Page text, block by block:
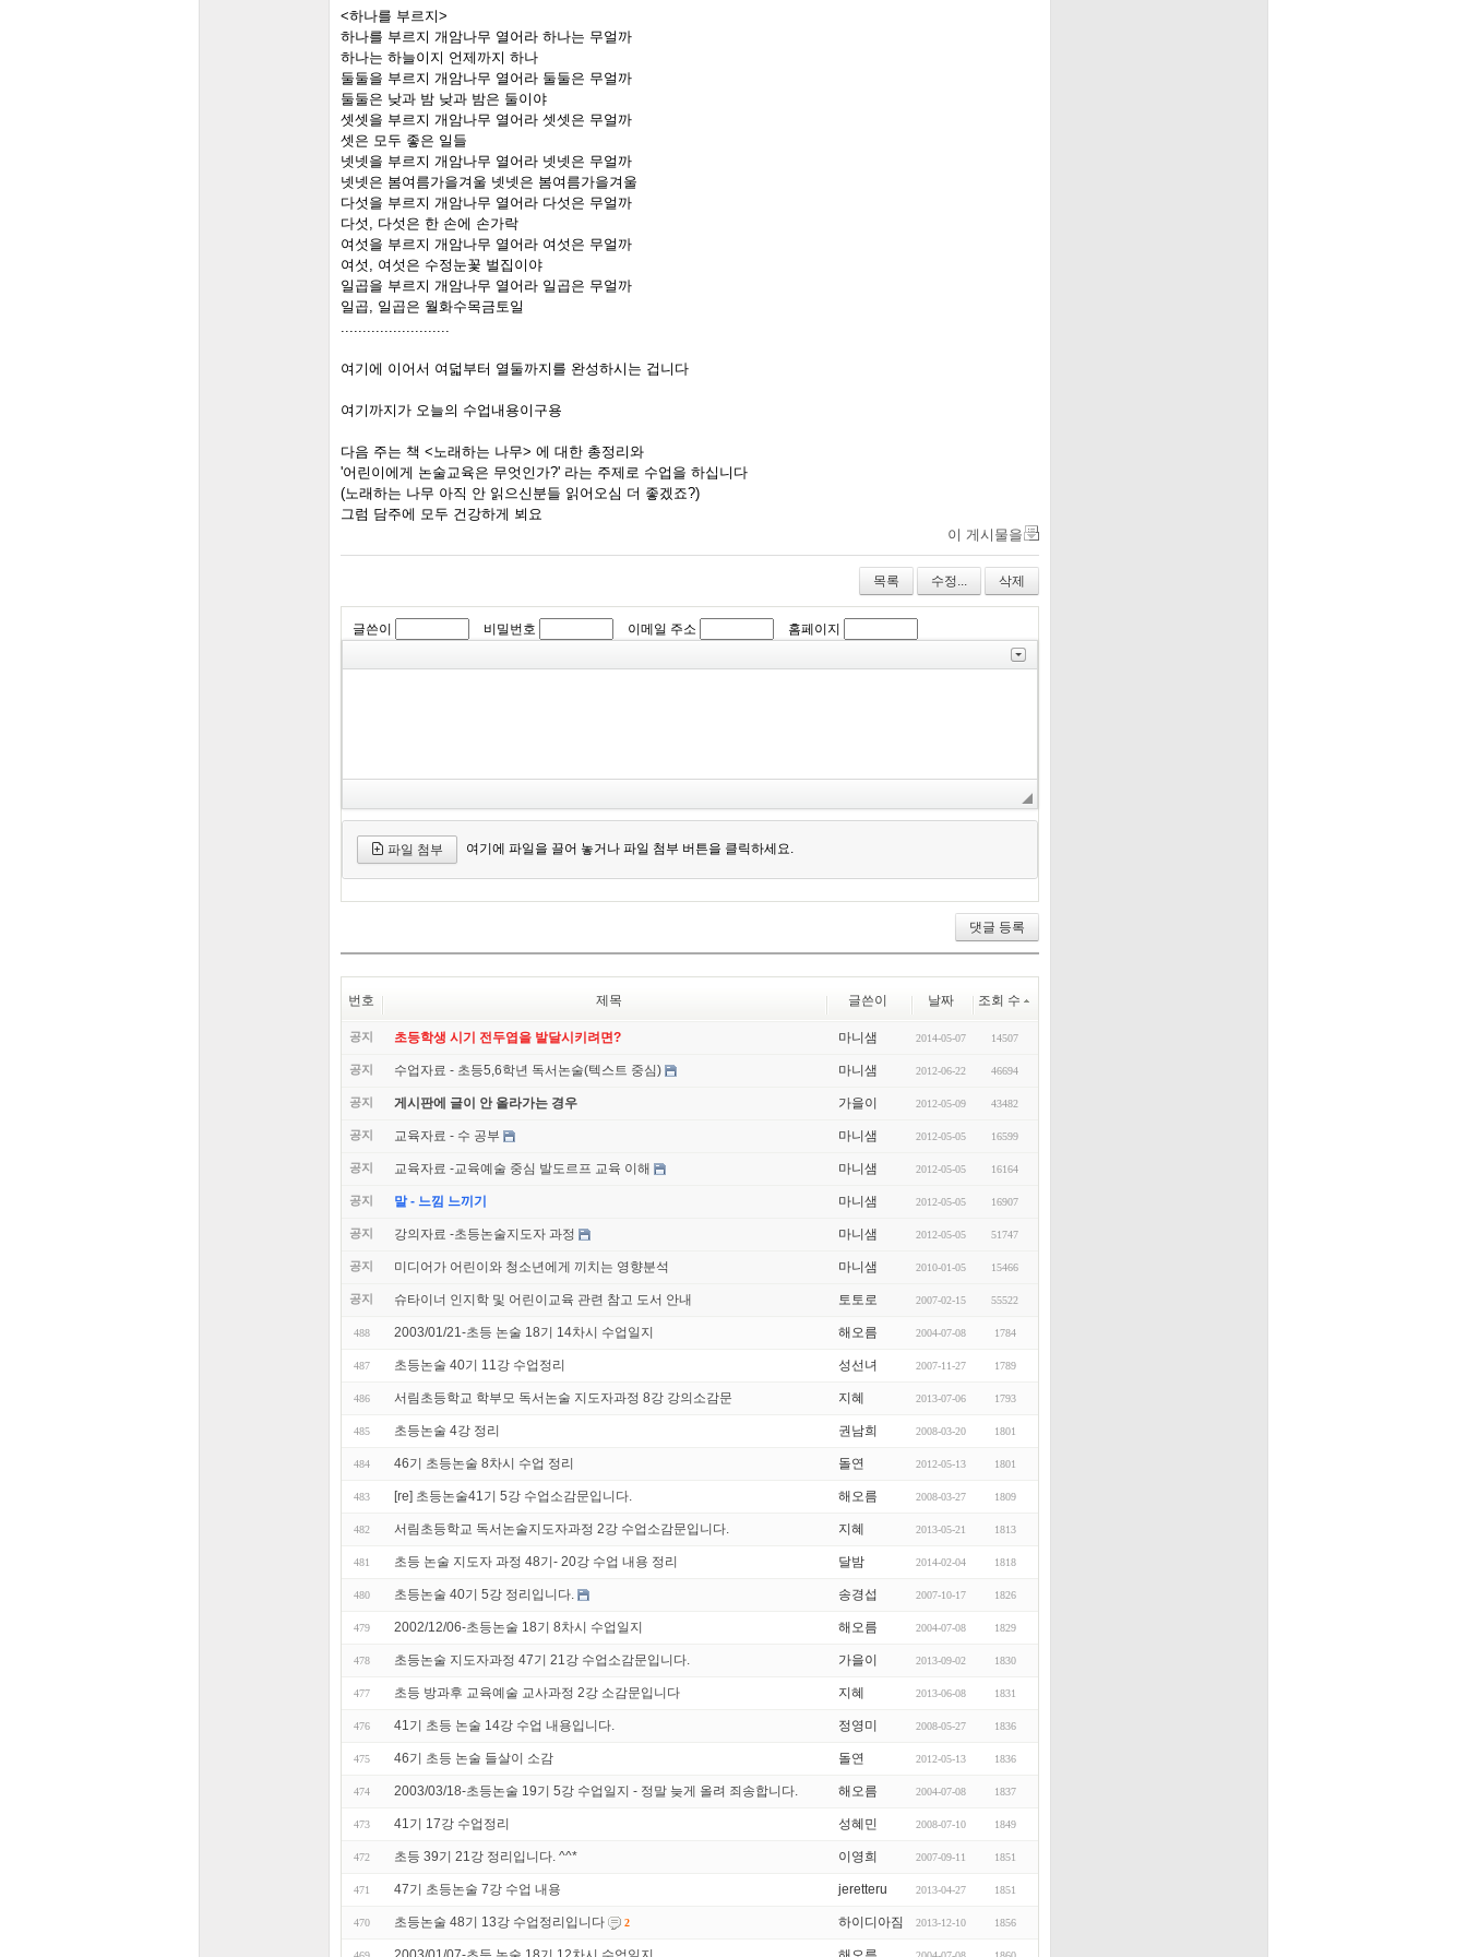
<하나를 부르지>
하나를 부르지 개암나무 열어라 하나는 무얼까
하나는 하늘이지 언제까지 하나
둘둘을 부르지 개암나무 열어라 둘둘은 무얼까
둘둘은 낮과 밤 낮과 밤은 둘이야
셋셋을 부르지 개암나무 열어라 셋셋은 무얼까
셋은 모두 좋은 일들
넷넷을 부르지 개암나무 열어라 넷넷은 무얼까
넷넷은 봄여름가을겨울 넷넷은 봄여름가을겨울
다섯을 부르지 개암나무 열어라 다섯은 무얼까
다섯, 다섯은 한 손에 손가락
여섯을 부르지 개암나무 열어라 여섯은 무얼까
여섯, 여섯은 수정눈꽃 벌집이야
일곱을 부르지 개암나무 열어라 일곱은 무얼까
일곱, 일곱은 월화수목금토일
.........................
여기에 이어서 여덟부터 열둘까지를 완성하시는 겁니다
여기까지가 오늘의 수업내용이구용
다음 주는 책 <노래하는 나무> 에 대한 총정리와
'어린이에게 논술교육은 무엇인가?' 라는 주제로 수업을 하십니다
(노래하는 나무 아직 안 읽으신분들 읽어오심 더 좋겠죠?)
그럼 담주에 모두 건강하게 뵈요
이 게시물을
목록 수정... 삭제
글쓴이 비밀번호 이메일 주소 홈페이지
파일 첨부 여기에 파일을 끌어 놓거나 파일 첨부 버튼을 클릭하세요.
번호 제목 글쓴이 날짜 조회 수
공지 초등학생 시기 전두엽을 발달시키려면? 마니샘 2014-05-07 14507
공지 수업자료 - 초등5,6학년 독서논술(텍스트 중심) 마니샘 2012-06-22 46694
공지 게시판에 글이 안 올라가는 경우 가을이 2012-05-09 43482
공지 교육자료 - 수 공부 마니샘 2012-05-05 16599
공지 교육자료 -교육예술 중심 발도르프 교육 이해 마니샘 2012-05-05 16164
공지 말 - 느낌 느끼기 마니샘 2012-05-05 16907
공지 강의자료 -초등논술지도자 과정 마니샘 2012-05-05 51747
공지 미디어가 어린이와 청소년에게 끼치는 영향분석 마니샘 2010-01-05 15466
공지 슈타이너 인지학 및 어린이교육 관련 참고 도서 안내 토토로 2007-02-15 55522
488 2003/01/21-초등 논술 18기 14차시 수업일지 해오름 2004-07-08 1784
487 초등논술 40기 11강 수업정리 성선녀 2007-11-27 1789
486 서림초등학교 학부모 독서논술 지도자과정 8강 강의소감문 지혜 2013-07-06 1793
485 초등논술 4강 정리 권남희 2008-03-20 1801
484 46기 초등논술 8차시 수업 정리 돌연 2012-05-13 1801
483 [re] 초등논술41기 5강 수업소감문입니다. 해오름 2008-03-27 1809
482 서림초등학교 독서논술지도자과정 2강 수업소감문입니다. 지혜 2013-05-21 1813
481 초등 논술 지도자 과정 48기- 20강 수업 내용 정리 달밤 2014-02-04 1818
480 초등논술 40기 5강 정리입니다. 송경섭 2007-10-17 1826
479 2002/12/06-초등논술 18기 8차시 수업일지 해오름 2004-07-08 1829
478 초등논술 지도자과정 47기 21강 수업소감문입니다. 가을이 2013-09-02 1830
477 초등 방과후 교육예술 교사과정 2강 소감문입니다 지혜 2013-06-08 1831
476 41기 초등 논술 14강 수업 내용입니다. 정영미 2008-05-27 1836
475 46기 초등 논술 들살이 소감 돌연 2012-05-13 1836
474 2003/03/18-초등논술 19기 5강 수업일지 - 정말 늦게 올려 죄송합니다. 해오름 2004-07-08 1837
473 41기 17강 수업정리 성혜민 2008-07-10 1849
472 초등 39기 21강 정리입니다. ^^* 이영희 2007-09-11 1851
471 47기 초등논술 7강 수업 내용 jeretteru 2013-04-27 1851
470 초등논술 48기 13강 수업정리입니다 2 하이디아짐 2013-12-10 1856